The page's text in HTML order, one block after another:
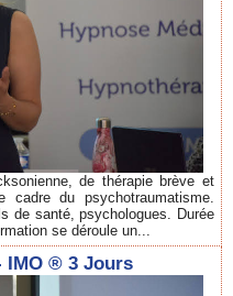
de thérapie brève et
cadre du psychotraumatisme.
de santé, psychologues. Durée
se déroule un...
IMO ® 3 Jours